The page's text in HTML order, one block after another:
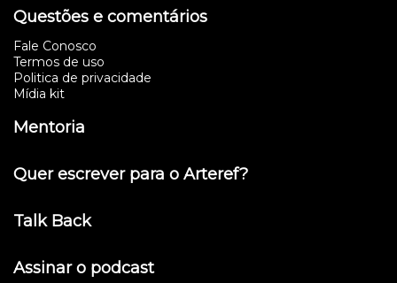
Questões e comentários
Fale Conosco
Termos de uso
Politica de privacidade
Mídia kit
Mentoria
Quer escrever para o Arteref?
Talk Back
Assinar o podcast